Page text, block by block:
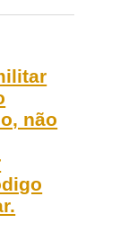
não